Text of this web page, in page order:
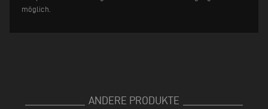
möglich.
ANDERE PRODUKTE